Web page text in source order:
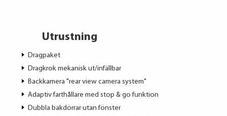
Utrustning
Dragpaket
Dragkrok mekanisk ut/infällbar
Backkamera "rear view camera system"
Adaptiv farthållare med stop & go funktion
Dubbla bakdörrar utan fönster